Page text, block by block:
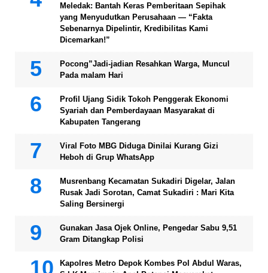
Meledak: Bantah Keras Pemberitaan Sepihak
yang Menyudutkan Perusahaan — “Fakta
Sebenarnya Dipelintir, Kredibilitas Kami
Dicemarkan!”
Pocong”Jadi-jadian Resahkan Warga, Muncul
Pada malam Hari
Profil Ujang Sidik Tokoh Penggerak Ekonomi
Syariah dan Pemberdayaan Masyarakat di
Kabupaten Tangerang
Viral Foto MBG Diduga Dinilai Kurang Gizi
Heboh di Grup WhatsApp
Musrenbang Kecamatan Sukadiri Digelar, Jalan
Rusak Jadi Sorotan, Camat Sukadiri : Mari Kita
Saling Bersinergi
Gunakan Jasa Ojek Online, Pengedar Sabu 9,51
Gram Ditangkap Polisi
Kapolres Metro Depok Kombes Pol Abdul Waras,